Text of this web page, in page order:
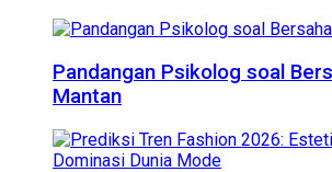
Pandangan Psikolog soal
Mantan